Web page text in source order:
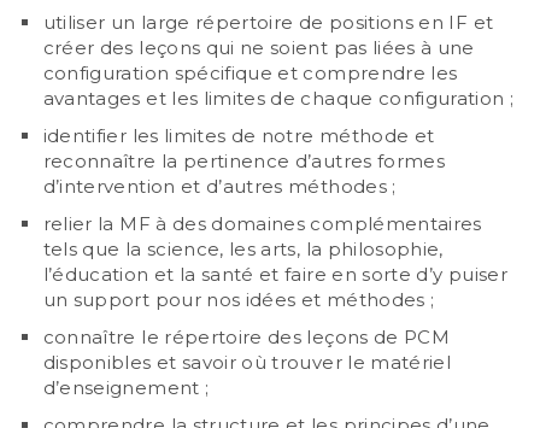
utiliser un large répertoire de positions en IF et
créer des leçons qui ne soient pas liées à une
configuration spécifique et comprendre les
avantages et les limites de chaque configuration ;
identifier les limites de notre méthode et
reconnaître la pertinence d’autres formes
d’intervention et d’autres méthodes ;
relier la MF à des domaines complémentaires
tels que la science, les arts, la philosophie,
l’éducation et la santé et faire en sorte d’y puiser
un support pour nos idées et méthodes ;
connaître le répertoire des leçons de PCM
disponibles et savoir où trouver le matériel
d’enseignement ;